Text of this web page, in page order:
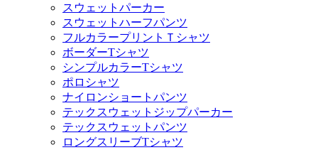
スウェットパーカー
スウェットハーフパンツ
フルカラープリントＴシャツ
ボーダーTシャツ
シンプルカラーTシャツ
ポロシャツ
ナイロンショートパンツ
テックスウェットジップパーカー
テックスウェットパンツ
ロングスリーブTシャツ